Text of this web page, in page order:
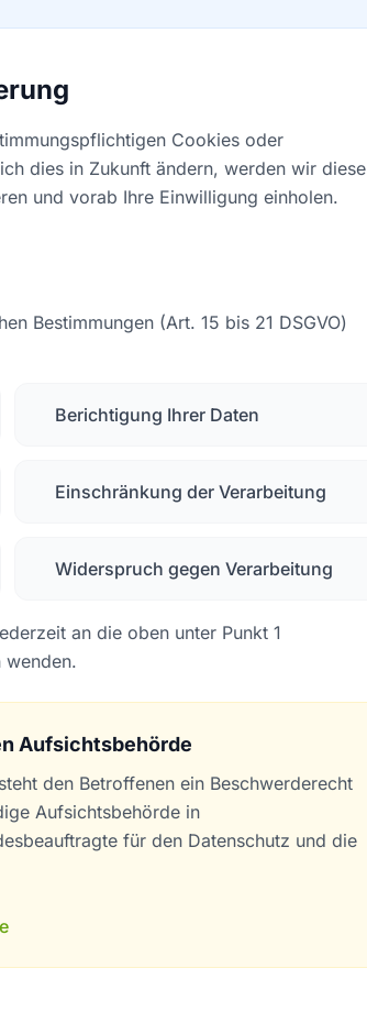
Cookies oder
dies in Zukunft ändern, werden wir diese
und vorab Ihre Einwilligung einholen.
Bestimmungen (Art. 15 bis 21 DSGVO)
Berichtigung Ihrer Daten
Einschränkung der Verarbeitung
Widerspruch gegen Verarbeitung
an die oben unter Punkt 1
wenden.
Aufsichtsbehörde
den Betroffenen ein Beschwerderecht
Aufsichtsbehörde in
für den Datenschutz und die